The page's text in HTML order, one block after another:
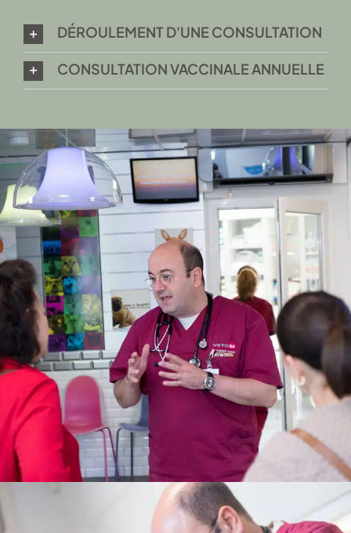
DÉROULEMENT D'UNE CONSULTATION
CONSULTATION VACCINALE ANNUELLE
Ajouter une pièce jointe (CV/lettre...)
Cliquez ou faites glisser un fichier vers
cette zone pour le télécharger.
Envoyer
Nostarifs
2023
Consultation
Urgence
Vaccin
Chirurgie
Imagerie